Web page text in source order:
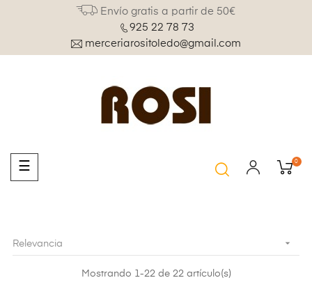
Envío gratis a partir de 50€
925 22 78 73
merceriarositoledo@gmail.com
Navegación
de
☰ 0
Relevancia 
Mostrando 1-22 de 22 artículo(s)